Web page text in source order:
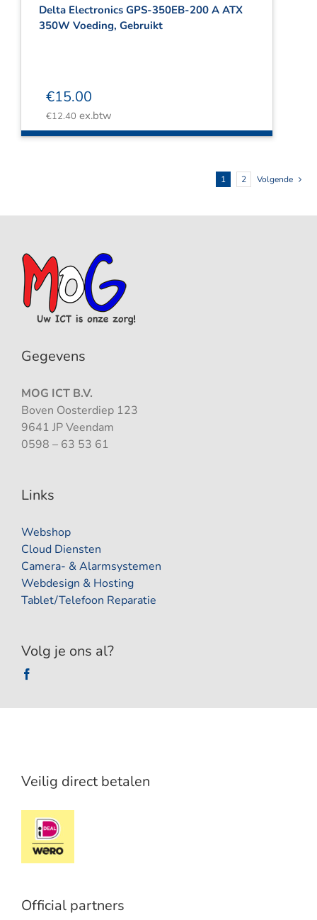
Delta Electronics GPS-350EB-200 A ATX
350W Voeding, Gebruikt
€15.00
€12.40 ex.btw
1 2 Volgende
Gegevens
MOG ICT B.V.
Boven Oosterdiep 123
9641 JP Veendam
0598 – 63 53 61
Links
Webshop
Cloud Diensten
Camera- & Alarmsystemen
Webdesign & Hosting
Tablet/Telefoon Reparatie
Volg je ons al?
Veilig direct betalen
Official partners